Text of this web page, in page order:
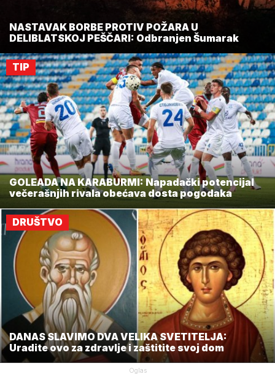
NASTAVAK BORBE PROTIV POŽARA U
DELIBLATSKOJ PEŠČARI: Odbranjen Šumarak
TIP
GOLEADA NA KARABURMI: Napadački potencijal
večerašnjih rivala obećava dosta pogodaka
DRUŠTVO
DANAS SLAVIMO DVA VELIKA SVETITELJA:
Uradite ovo za zdravlje i zaštitite svoj dom